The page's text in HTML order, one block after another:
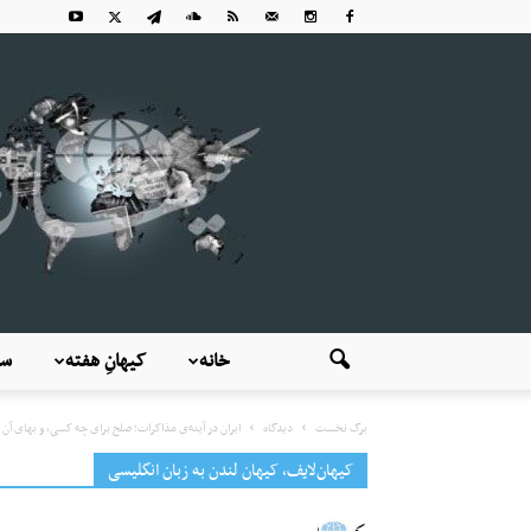
کیهانِ هفته خانه
برگ نخست دیدگاه ایران در آینه‌ی مذاکرات؛ صلح برای چه کسی، و بهای
کیهان‌لایف، کیهان لندن به زبان انگلیسی